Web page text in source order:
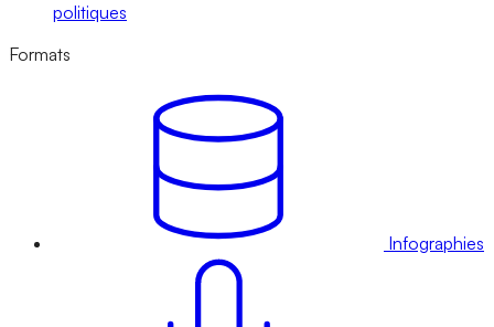
politiques
Formats
Infographies